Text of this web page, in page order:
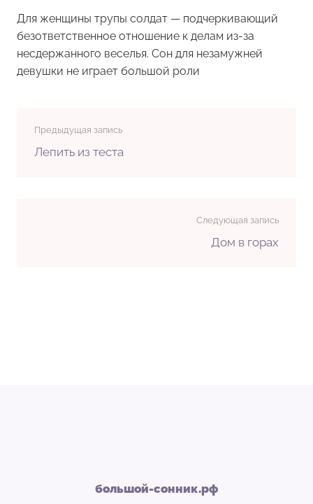
Для женщины трупы солдат — подчеркивающий
безответственное отношение к делам из-за
несдержанного веселья. Сон для незамужней
девушки не играет большой роли
Предыдущая запись
Лепить из теста
Следующая запись
Дом в горах
большой-сонник.рф